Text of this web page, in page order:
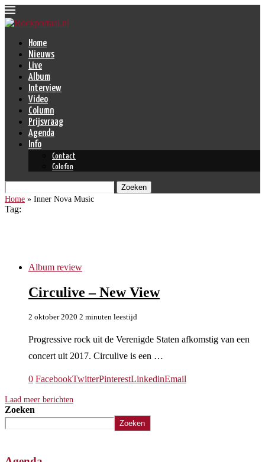
Home
Nieuws
Live
Album
Interview
Video
Column
Prijsvraag
Agenda
Info
Contact
Colofon
Zoeken
Home » Inner Nova Music
Tag:
Album review
Circulive – New View
2 oktober 2020 2 minuten leestijd
Progressive rock uit de Verenigde Staten afkomstig van een
concert uit 2017. Circulive is een …
0 FacebookTwitterPinterestLinkedinEmail
Laad meer berichten
Zoeken
Zoeken